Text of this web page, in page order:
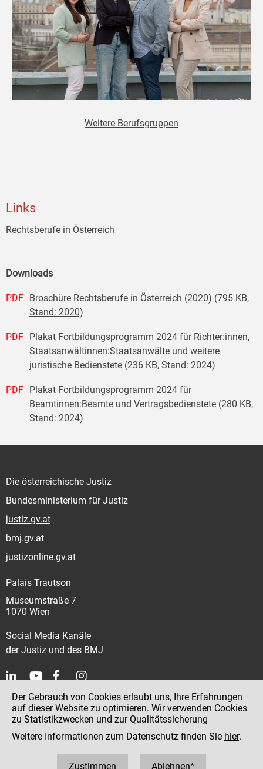
Weitere Berufsgruppen
Links
Rechtsberufe in Österreich
Downloads
PDF Broschüre Rechtsberufe in Österreich (2020) (795 KB,
Stand: 2020)
PDF Plakat Fortbildungsprogramm 2024 für Richter:innen,
Staatsanwältinnen:Staatsanwälte und weitere
juristische Bedienstete (236 KB, Stand: 2024)
PDF Plakat Fortbildungsprogramm 2024 für
Beamtinnen:Beamte und Vertragsbedienstete (280 KB,
Stand: 2024)
Die österreichische Justiz
Bundesministerium für Justiz
justiz.gv.at
bmj.gv.at
justizonline.gv.at
Palais Trautson
Museumstraße 7
1070 Wien
Social Media Kanäle
der Justiz und des BMJ
Kontakt
Impressum
Datenschutz
Der Gebrauch von Cookies erlaubt uns, Ihre Erfahrungen
auf dieser Website zu optimieren. Wir verwenden Cookies
zu Statistikzwecken und zur Qualitätssicherung
Weitere Informationen zum Datenschutz finden Sie hier.
Zustimmen Ablehnen*